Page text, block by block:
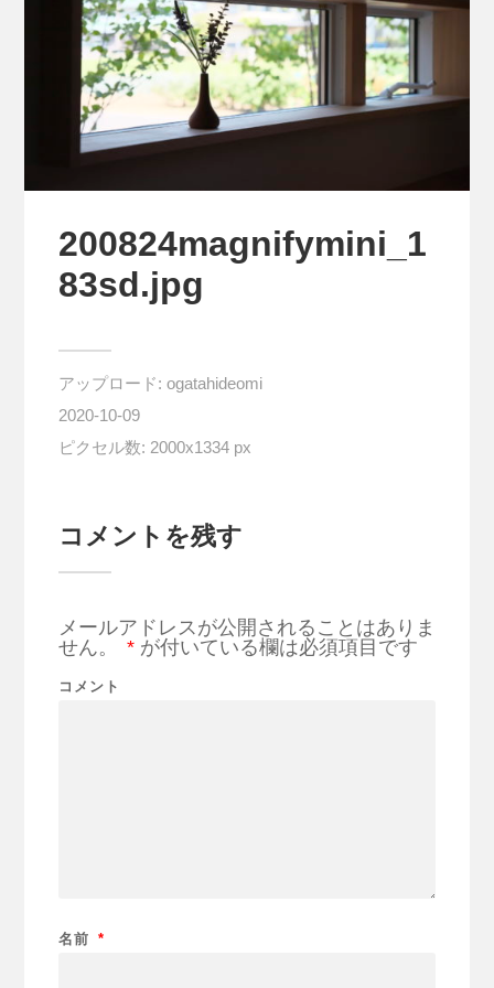
200824magnifymini_1
83sd.jpg
アップロード: ogatahideomi
2020-10-09
ピクセル数: 2000x1334 px
コメントを残す
メールアドレスが公開されることはありま
せん。
*が付いている欄は必須項目です
コメント
名前 *